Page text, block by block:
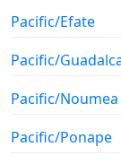
Pacific/Efate
Pacific/
Pacific/Noumea
Pacific/Ponape